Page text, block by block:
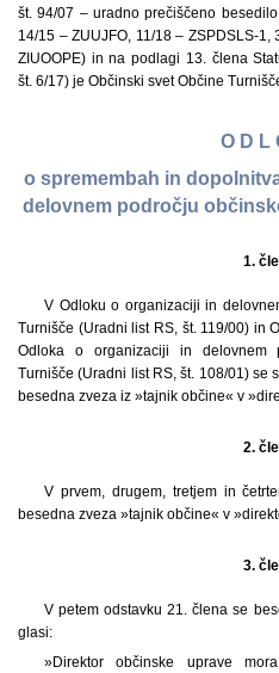
št. 94/07 – uradno prečiščeno
14/15 – ZUUJFO, 11/18 – ZSPDSLS-
ZIUOOPE) in na podlagi 13. člena
št. 6/17) je Občinski svet Občine
O D L
o spremembah in
delovnem področju
1.
V Odloku o organizaciji in
Turnišče (Uradni list RS, št. 119/00) in
Odloka o organizaciji in delovnem
Turnišče (Uradni list RS, št. 108/01) se
besedna zveza iz »tajnik občine« v
2.
V prvem, drugem, tretjem in
besedna zveza »tajnik občine« v
3.
V petem odstavku 21. člena se
glasi:
»Direktor občinske uprave